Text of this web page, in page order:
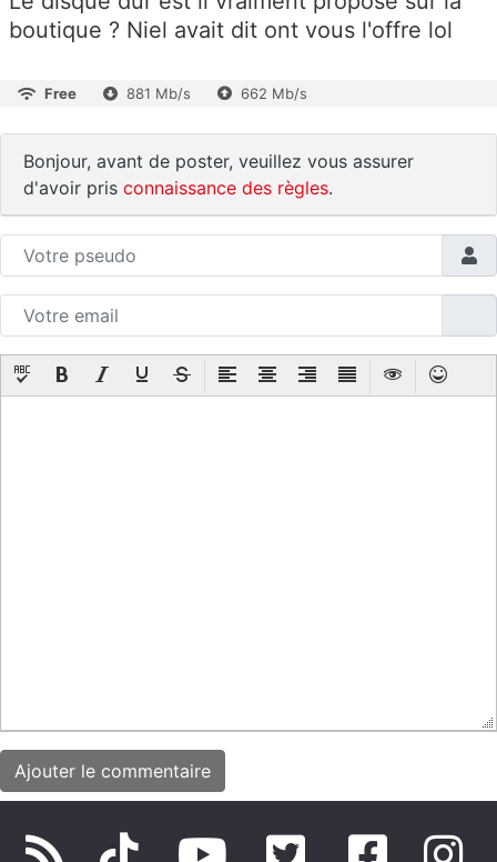
boutique ? Niel avait dit ont vous l'offre lol
Free 881 Mb/s 662 Mb/s
Bonjour, avant de poster, veuillez vous assurer
d'avoir pris connaissance des règles.